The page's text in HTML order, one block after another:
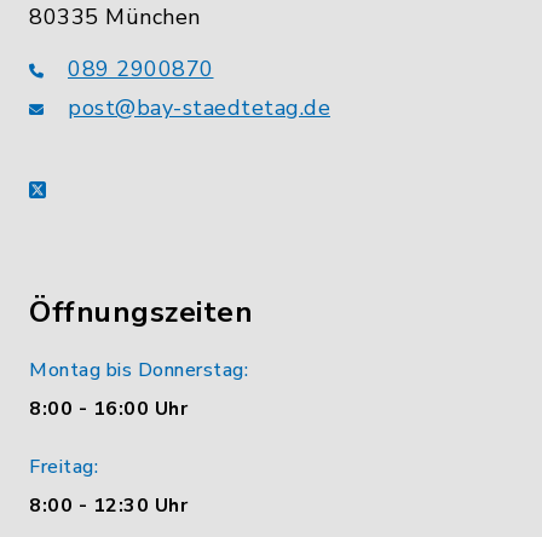
80335 München
089 2900870
post@bay-staedtetag.de
X
Öffnungszeiten
Montag bis Donnerstag:
8:00 - 16:00 Uhr
Freitag:
8:00 - 12:30 Uhr